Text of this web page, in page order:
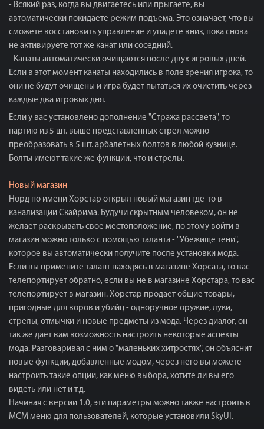
- Всякий раз, когда вы двигаетесь или прыгаете, вы
автоматически покидаете режим подъема. Это означает, что вы
сможете восстановить управление и упадете вниз, пока снова
не активируете тот же канат или соседний.
- Канаты автоматически очищаются после двух игровых дней.
Если в этот момент канаты находились в поле зрения игрока, то
они не будут очищены и игра будет пытаться их очистить через
каждые два игровых дня.
Если у вас установлено дополнение "Стража рассвета", то
партию из 5 шт. выше представленных стрел можно
преобразовать в 5 шт. арбалетных болтов в любой кузнице.
Болты имеют такие же функции, что и стрелы.
Новый магазин
Норд по имени Хорстар открыл новый магазин где-то в
канализации Скайрима. Будучи скрытным человеком, он не
желает раскрывать свое местоположение, по этому войти в
магазин можно только с помощью таланта - "Убежище тени",
которое вы автоматически получите после установки мода.
Если вы примените талант находясь в магазине Хорсата, то вас
телепортирует обратно, если вы не в магазине Хорстара, то вас
телепортирует в магазин. Хорстар продает общие товары,
пригодные для воров и убийц - одноручное оружие, луки,
стрелы, отмычки и новые предметы из мода. Через диалог, он
так же дает вам возможность настроить некоторые аспекты
мода. Разговаривая с ним о "маленьких хитростях", он объяснит
новые функции, добавленные модом, через него вы можете
настроить такие опции, как меню выбора, хотите ли вы его
видеть или нет и т.д.
Начиная с версии 1.0, эти параметры можно также настроить в
МСМ меню для пользователей, которые установили SkyUI.